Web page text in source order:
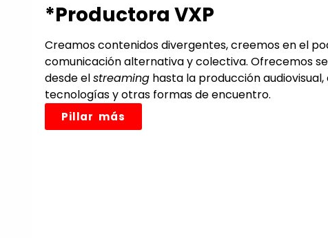
*Productora VXP
Creamos contenidos divergentes, creemos en el
comunicación alternativa y colectiva. Ofrecemos
desde elstreaminghasta la producción
tecnologías y otras formas de encuentro.
Pillar más